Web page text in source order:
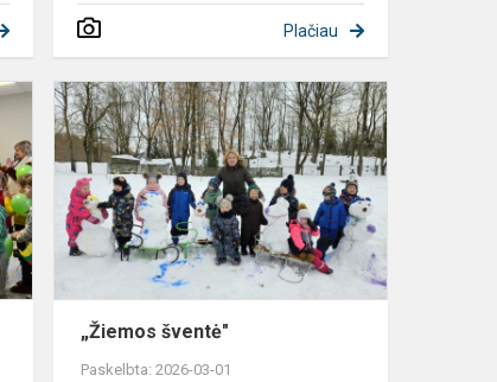
Plačiau
Vasario
16-
oji,
Lietuvos
valstybės
atkūrimo
dienos
minėji...
„Žiemos
šventė"
„Žiemos šventė"
Paskelbta: 2026-03-01